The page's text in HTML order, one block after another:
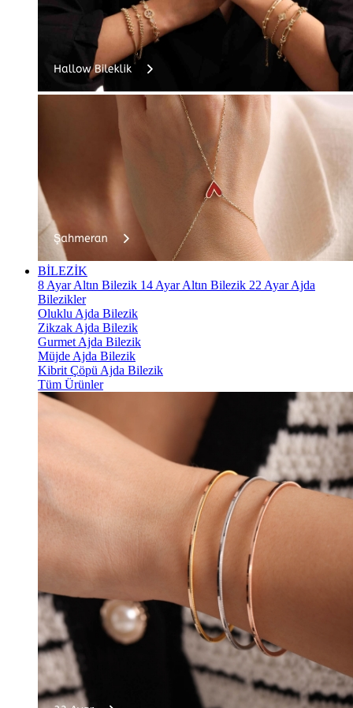
BİLEZİK
8 Ayar Altın Bilezik 14 Ayar Altın Bilezik 22 Ayar Ajda
Bilezikler
Oluklu Ajda Bilezik
Zikzak Ajda Bilezik
Gurmet Ajda Bilezik
Müjde Ajda Bilezik
Kibrit Çöpü Ajda Bilezik
Tüm Ürünler